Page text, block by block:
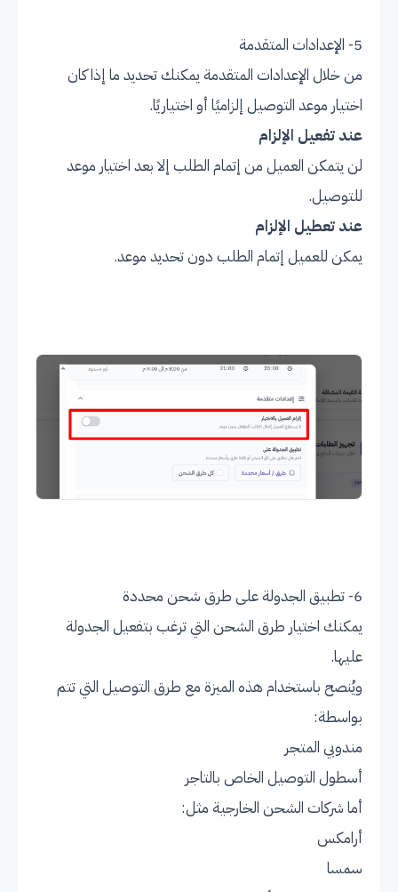
5- الإعدادات المتقدمة
من خلال الإعدادات المتقدمة يمكنك تحديد ما إذا كان
اختيار موعد التوصيل إلزاميًا أو اختياريًا.
عند تفعيل الإلزام
لن يتمكن العميل من إتمام الطلب إلا بعد اختيار موعد
للتوصيل.
عند تعطيل الإلزام
يمكن للعميل إتمام الطلب دون تحديد موعد.
6- تطبيق الجدولة على طرق شحن محددة
يمكنك اختيار طرق الشحن التي ترغب بتفعيل الجدولة
عليها.
ويُنصح باستخدام هذه الميزة مع طرق التوصيل التي تتم
بواسطة:
مندوبي المتجر
أسطول التوصيل الخاص بالتاجر
أما شركات الشحن الخارجية مثل:
أرامكس
سمسا